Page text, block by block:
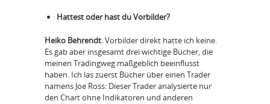
Hattest oder hast du Vorbilder?
Heiko Behrendt: Vorbilder direkt hatte ich keine.
Es gab aber insgesamt drei wichtige Bücher, die
meinen Tradingweg maßgeblich beeinflusst
haben. Ich las zuerst Bücher über einen Trader
namens Joe Ross: Dieser Trader analysierte nur
den Chart ohne Indikatoren und anderen